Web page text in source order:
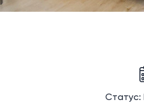
Статус: